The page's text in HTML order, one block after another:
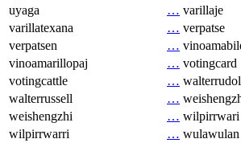
uyaga
… varillaje
varillatexana
… verpatse
verpatsen
…
vinoamarillopaj
… votingcard
votingcattle
…
walterrussell
…
weishengzhi
… wilpirrwari
wilpirrwarri
… wulawulan